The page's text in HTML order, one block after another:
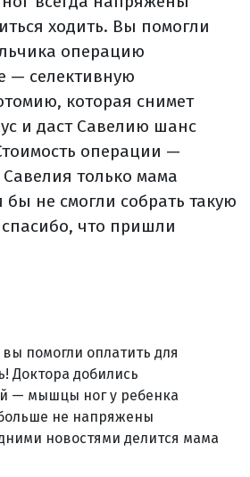
ходить. Вы помогли
операцию
— селективную
которая снимет
и даст Савелию шанс
операции —
Савелия только мама
не смогли собрать такую
что пришли
помогли оплатить для
Доктора добились
— мышцы ног у ребенка
не напряжены
новостями делится мама